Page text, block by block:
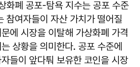
화폐 공포-탐욕 지수는 공포 수준
참여자들이 자산 가치가 떨어질
에 시장을 이탈해 가상화폐 가격
상황을 의미한다. 공포 수준에
들이 앞다퉈 보유한 코인을 시장